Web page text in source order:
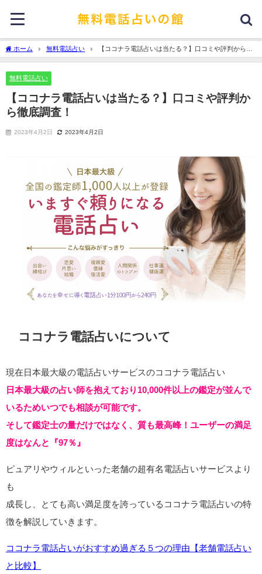
ホーム 無料電話占い
【ココナラ電話占いは当たる？】口コミや評判から徹
底調査！
無料電話占い
【ココナラ電話占いは当たる？】口コミや評判か
ら徹底調査！
2023年4月2日 2023年4月2日
ココナラ電話占いについて
現在日本最大級の電話占いサービスのココナラ電話占い
日本最大級の占い師を抱えており10,000件以上の鑑定が並んで
いるためいつでも相談が可能です。
そして鑑定士の量だけではなく、質も最高峰！ユーザーの満足
度はなんと『97％』
ピュアリやウィルといった老舗の超有名電話占いサービスより
も
成長し、とても高い満足度を誇っているココナラ電話占いの特
徴を解説していきます。
ココナラ電話占いがおすすめ過ぎる５つの理由【老舗電話占い
と比較】